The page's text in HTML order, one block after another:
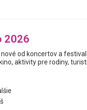
2026
od koncertov a
aktivity pre rodiny,